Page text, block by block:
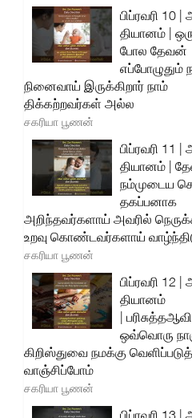
பிப்ரவரி 10
தியானம் |
போல தேவன்
எப்போழுதும்
நினைவாய் இருக்கிறார் நாம்
திக்கற்றவர்கள் அல்ல
சகரியா பூணன்
பிப்ரவரி 11
தியானம் |
நம்முடைய
தகப்பனாக
அறிந்தவர்களாய் அவரில்
உறவு கொண்டவர்களாய்
சகரியா பூணன்
பிப்ரவரி 12
தியானம்
|
ஒவ்வொரு
கிறிஸ்துவை நமக்கு
வாஞ்சிப்போம்
சகரியா பூணன்
பிப்ரவரி 13